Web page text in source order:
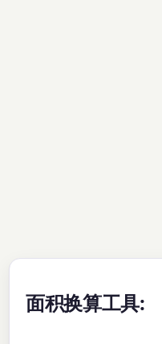
面积换算工具: